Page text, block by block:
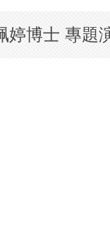
婷博士 專題